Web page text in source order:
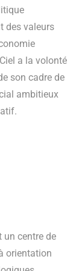
des valeurs
a la volonté
son cadre de
ambitieux
un centre de
orientation